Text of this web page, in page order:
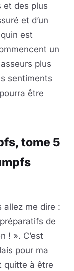
et des plus
et d’un
est
un
plus
sentiments
être
tome 5
allez me dire :
de
! ». C’est
pour ma
quitte à être